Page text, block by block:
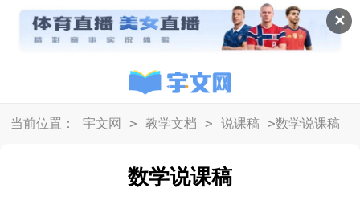
✕
当前位置： 宇文网 > 教学文档 > 说课稿 >数学说课稿
数学说课稿